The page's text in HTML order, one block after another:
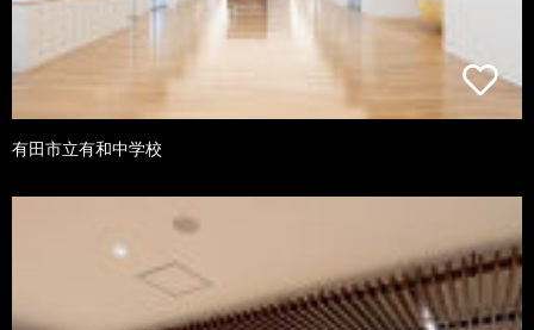
有田市立有和中学校